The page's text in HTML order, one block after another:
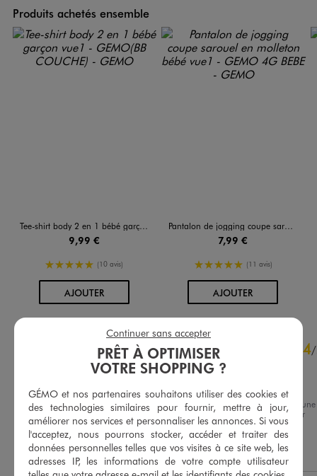
Produits achetés ensemble
Tee-shirt body 2 en 1 bébé garçon
9,99 €
5/5 de moyenne
(10 avis)
AJOUTERAU PANIER
Pantalon de jogging coupe sarouel en molleton bébé
7,99 €
5/5 de moyenne
(11 avis)
AJOUTERAU PANIER
4.4/5
Basé sur 10 avis soumis à un
Voir tous les avis sur ce site
5 étoiles 4
4/
Avis vérifié et récompensé
Avis du 06/08/2026
, suite à une
expérience du24/07/2026
par
Pierrette P.
Utile (0) Signaler
PRÊT À OPTIMISER
VOTRE SHOPPING ?
GÉMO et nos partenaires souhaitons utiliser des cookies et
des technologies similaires pour fournir, mettre à jour,
améliorer nos services et personnaliser les annonces. Si vous
l'acceptez, nous pourrons stocker, accéder et traiter des
données personnelles telles que vos visites à ce site web, les
adresses IP, les informations de votre compte utilisateur
Continuer sans accepter